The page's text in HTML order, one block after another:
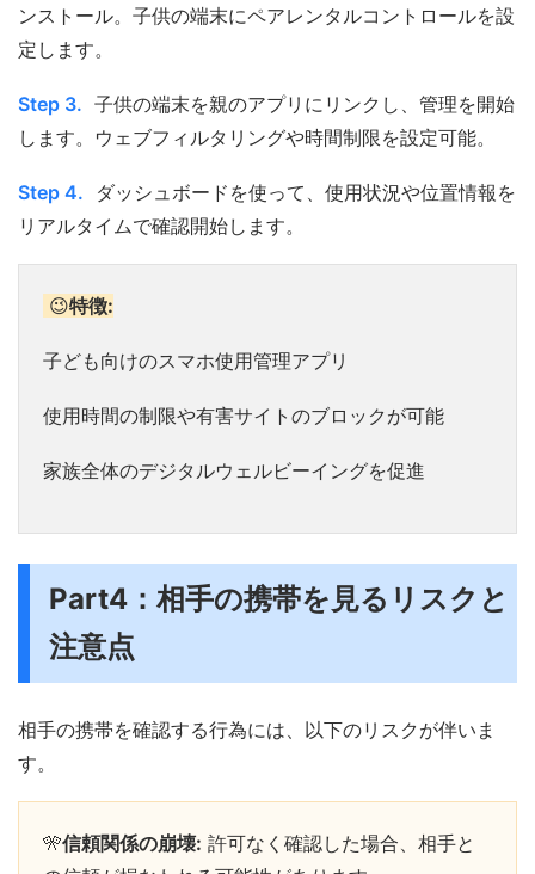
ンストール。子供の端末にペアレンタルコントロールを設
定します。
Step 3. 子供の端末を親のアプリにリンクし、管理を開始
します。ウェブフィルタリングや時間制限を設定可能。
Step 4.
ダッシュボードを使って、使用状況や位置情報を
リアルタイムで確認開始します。
😉特徴:
子ども向けのスマホ使用管理アプリ
使用時間の制限や有害サイトのブロックが可能
家族全体のデジタルウェルビーイングを促進
Part4：相手の携帯を見るリスクと
注意点
相手の携帯を確認する行為には、以下のリスクが伴いま
す。
🎌信頼関係の崩壊: 許可なく確認した場合、相手と